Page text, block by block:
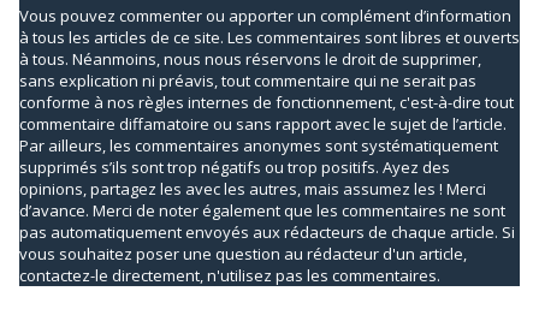
Vous pouvez commenter ou apporter un complément d’information
à tous les articles de ce site. Les commentaires sont libres et ouverts
à tous. Néanmoins, nous nous réservons le droit de supprimer,
sans explication ni préavis, tout commentaire qui ne serait pas
conforme à nos règles internes de fonctionnement, c'est-à-dire tout
commentaire diffamatoire ou sans rapport avec le sujet de l’article.
Par ailleurs, les commentaires anonymes sont systématiquement
supprimés s’ils sont trop négatifs ou trop positifs. Ayez des
opinions, partagez les avec les autres, mais assumez les ! Merci
d’avance. Merci de noter également que les commentaires ne sont
pas automatiquement envoyés aux rédacteurs de chaque article. Si
vous souhaitez poser une question au rédacteur d'un article,
contactez-le directement, n'utilisez pas les commentaires.